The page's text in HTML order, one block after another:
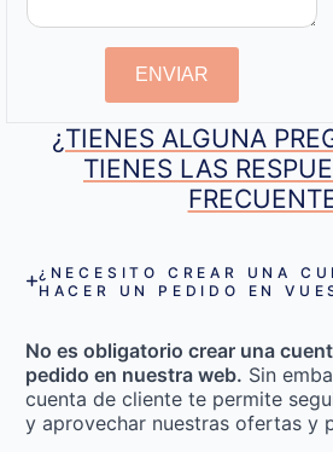
ENVIAR
¿TIENES ALGUNA
TIENES LAS
¿NECESITO CREAR UNA
HACER UN PEDIDO EN
No es obligatorio crear una
pedido en nuestra web. Sin
cuenta de cliente te permite
y aprovechar nuestras ofertas y